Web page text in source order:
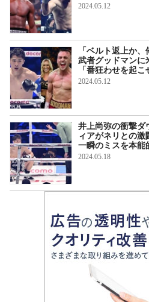
2024.05.12
「ベルト返上か
武者グッドマンに
「番狂わせを起こ
2024.05.12
井上尚弥の衝撃ダ
ィアがネリとの
一瞬のミスを本能
2024.05.18